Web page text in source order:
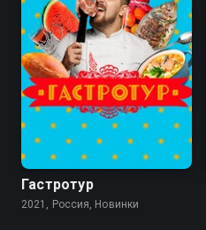
Гастротур
2021, Россия, Новинки